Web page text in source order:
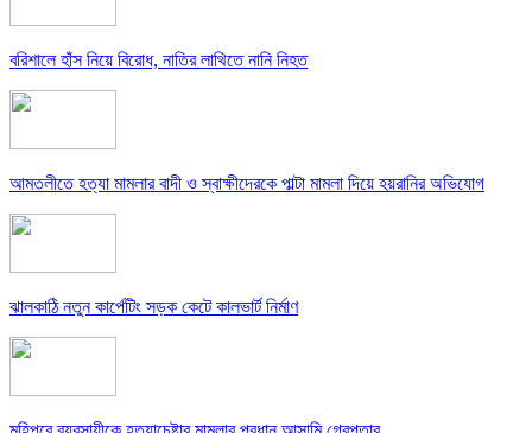
বরিশালে হাঁস নিয়ে বিরোধ, নাতির লাথিতে নানি নিহত
আমতলীতে হত্যা মামলার বাদী ও স্বাক্ষীদেরকে পাল্টা মামলা দিয়ে হয়রানির অভিযোগ
ঝালকাঠি নতুন কার্পেটিং সড়ক কেটে কালভার্ট নির্মাণ